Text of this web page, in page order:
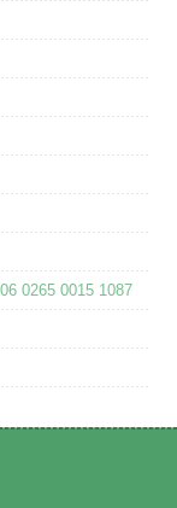
0265 0015 1087